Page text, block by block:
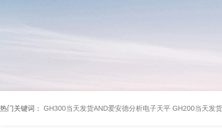
热门关键词： GH300当天发货AND爱安德分析电子天平 GH200当天发